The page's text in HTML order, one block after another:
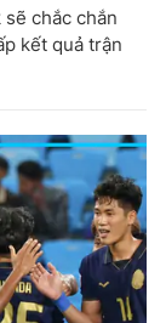
chắc chắn
kết quả trận